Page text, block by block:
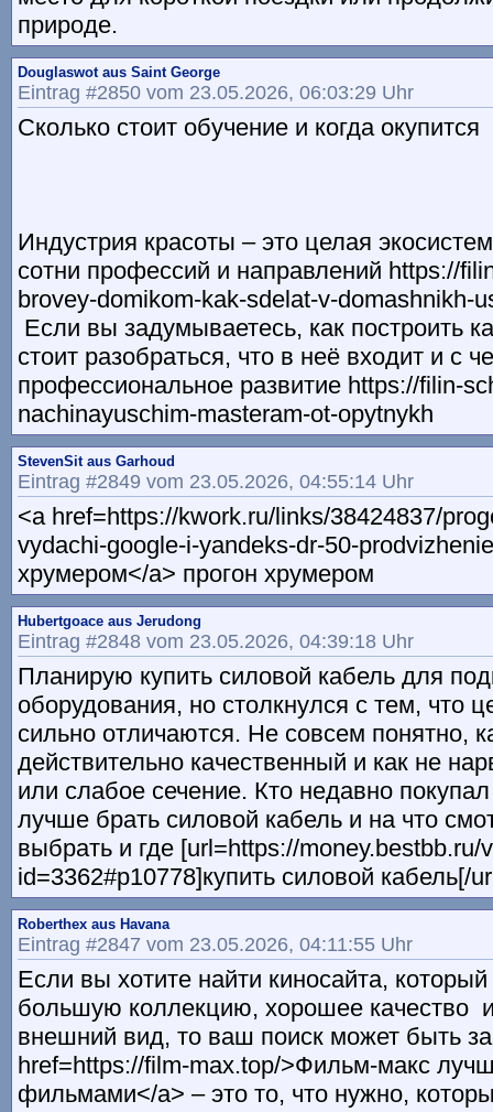
природе.
Douglaswot aus Saint George
Eintrag #2850 vom 23.05.2026, 06:03:29 Uhr
Сколько стоит обучение и когда окупится
Индустрия красоты – это целая
сотни профессий и направлений https://
brovey-domikom-kak-sdelat-v-domashnikh-
Если вы задумываетесь, как построить
стоит разобраться, что в неё входит и с
профессиональное развитие https://filin-
nachinayuschim-masteram-ot-opytnykh
StevenSit aus Garhoud
Eintrag #2849 vom 23.05.2026, 04:55:14 Uhr
<a href=https://kwork.ru/links/38424837/
vydachi-google-i-yandeks-dr-50-
хрумером</a> прогон хрумером
Hubertgoace aus Jerudong
Eintrag #2848 vom 23.05.2026, 04:39:18 Uhr
Планирую купить силовой кабель для
оборудования, но столкнулся с тем, что
сильно отличаются. Не совсем понятно,
действительно качественный и как не
или слабое сечение. Кто недавно
лучше брать силовой кабель и на что
выбрать и где [url=https://money.bestbb.ru/
id=3362#p10778]купить силовой кабель[/
Roberthex aus Havana
Eintrag #2847 vom 23.05.2026, 04:11:55 Uhr
Если вы хотите найти киносайта,
большую коллекцию, хорошее качество
внешний вид, то ваш поиск может быть
href=https://film-max.top/>Фильм-макс
фильмами</a> – это то, что нужно,